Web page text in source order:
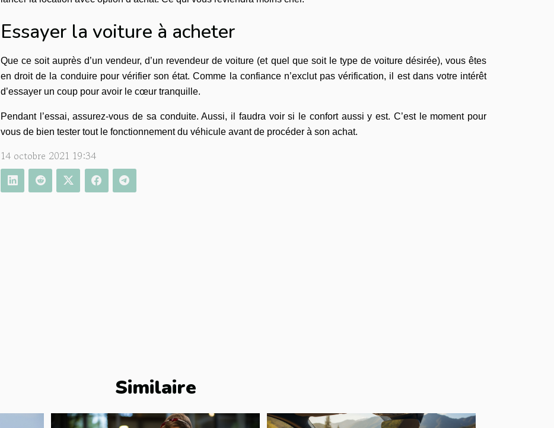
Essayer la voiture à acheter
Que ce soit auprès d’un vendeur, d’un revendeur de voiture (et quel que soit le type de voiture désirée), vous êtes
en droit de la conduire pour vérifier son état. Comme la confiance n’exclut pas vérification, il est dans votre intérêt
d’essayer un coup pour avoir le cœur tranquille.
Pendant l’essai, assurez-vous de sa conduite. Aussi, il faudra voir si le confort aussi y est. C’est le moment pour
vous de bien tester tout le fonctionnement du véhicule avant de procéder à son achat.
14 octobre 2021 19:34
Similaire